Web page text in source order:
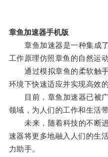
章鱼加速器手机版
章鱼加速器是一种集成了
工作原理仿照章鱼的自然运动
通过模拟章鱼的柔软触手
环境下快速适应并实现高效
目前，章鱼加速器已被广
领域，为人们的工作和生活
未来，随着科技的不断进
速器将更多地融入人们的生
力助手。